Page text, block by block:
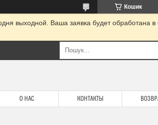
Кошик
выходной. Ваша заявка будет обработана
О НАС КОНТАКТЫ